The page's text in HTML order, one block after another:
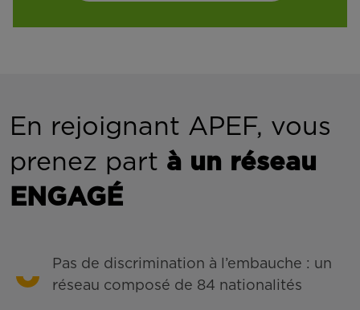
En rejoignant APEF, vous
prenez part à un réseau
ENGAGÉ
Pas de discrimination à l’embauche : un
réseau composé de 84 nationalités